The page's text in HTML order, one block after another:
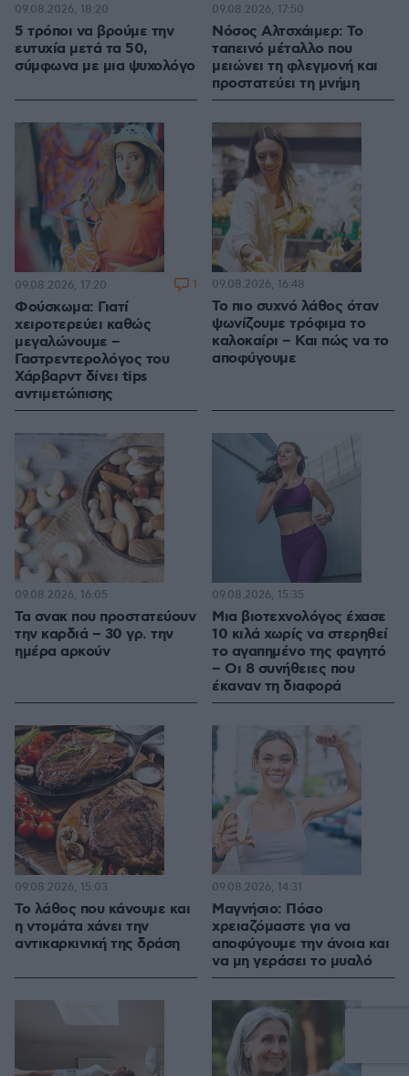
5 τρόποι να βρούμε την
ευτυχία μετά τα 50,
σύμφωνα με μια ψυχολόγο
09.08.2026, 18:20
Νόσος Αλτσχάιμερ: Το
ταπεινό μέταλλο που
μειώνει τη φλεγμονή και
προστατεύει τη μνήμη
09.08.2026, 17:50
Φούσκωμα: Γιατί
χειροτερεύει καθώς
μεγαλώνουμε –
Γαστρεντερολόγος του
Χάρβαρντ δίνει tips
αντιμετώπισης
09.08.2026, 17:20 1
Το πιο συχνό λάθος όταν
ψωνίζουμε τρόφιμα το
καλοκαίρι – Και πώς να το
αποφύγουμε
09.08.2026, 16:48
Τα σνακ που προστατεύουν
την καρδιά – 30 γρ. την
ημέρα αρκούν
09.08.2026, 16:05
Μια βιοτεχνολόγος έχασε
10 κιλά χωρίς να στερηθεί
το αγαπημένο της φαγητό
– Οι 8 συνήθειες που
έκαναν τη διαφορά
09.08.2026, 15:35
Το λάθος που κάνουμε και
η ντομάτα χάνει την
αντικαρκινική της δράση
09.08.2026, 15:03
Μαγνήσιο: Πόσο
χρειαζόμαστε για να
αποφύγουμε την άνοια και
να μη γεράσει το μυαλό
09.08.2026, 14:31